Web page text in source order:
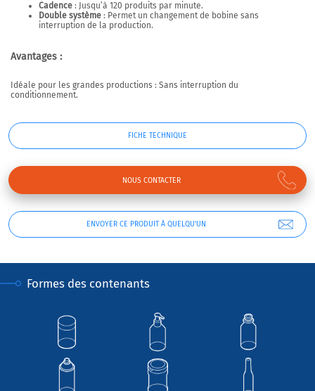
Cadence : Jusqu’à 120 produits par minute.
Double système : Permet un changement de bobine sans
interruption de la production.
Avantages :
Idéale pour les grandes productions : Sans interruption du
conditionnement.
ENVOYER CE PRODUIT À QUELQU'UN
FICHE TECHNIQUE
NOUS CONTACTER
Formes des contenants